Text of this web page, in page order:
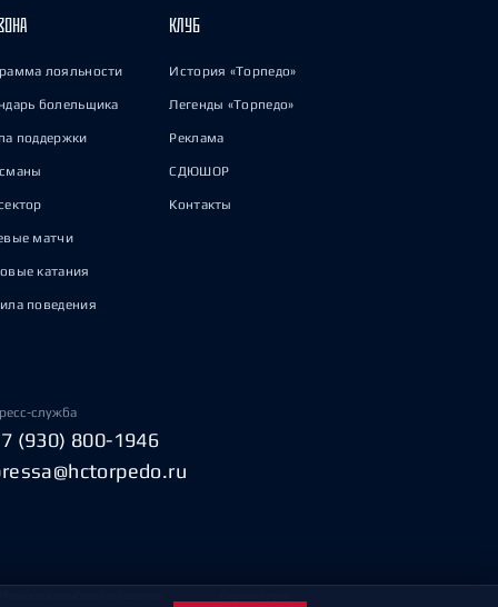
лояльности
болельщика
поддержки
матчи
катания
поведения
КЛУБ
История «Торпедо»
Легенды «Торпедо»
Реклама
СДЮШОР
Контакты
служба
(930) 800-1946